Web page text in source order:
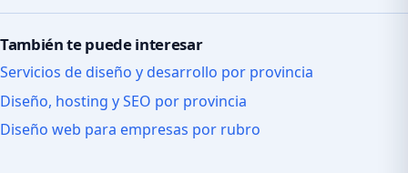
También te puede interesar
Servicios de diseño y desarrollo por provincia
Diseño, hosting y SEO por provincia
Diseño web para empresas por rubro